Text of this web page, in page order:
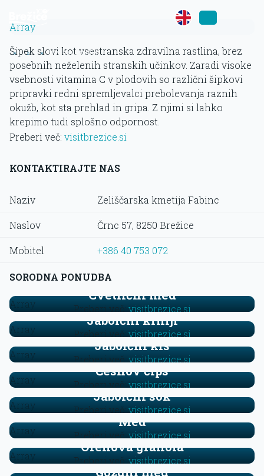
» » » Živilski izdelki
Array
Šipek slovi kot vsestranska zdravilna rastlina, brez
posebnih neželenih stranskih učinkov. Zaradi visoke
vsebnosti vitamina C v plodovih so različni šipkovi
pripravki redni spremljevalci prebolevanja raznih
okužb, kot sta prehlad in gripa. Z njimi si lahko
krepimo tudi splošno odpornost.
Preberi več: visitbrezice.si
KONTAKTIRAJTE NAS
Naziv Zeliščarska kmetija Fabinc
Naslov Črnc 57, 8250 Brežice
Mobitel +386 40 753 072
SORODNA PONUDBA
Cvetlični med
Preberi več:visitbrezice.si
Array
Jabolčni krhlji
Preberi več:visitbrezice.si
Array
Jabolčni kis
Preberi več:visitbrezice.si
Array
Česnov čips
Preberi več:visitbrezice.si
Array
Jabolčni sok
Preberi več:visitbrezice.si
Array
Med
Preberi več:visitbrezice.si
Array
Orehova granola
Preberi več:visitbrezice.si
Array
Gozdni med